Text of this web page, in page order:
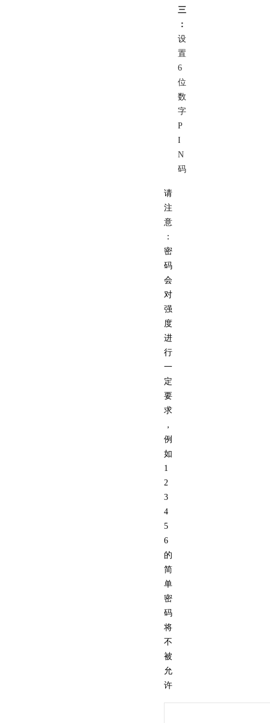
三
：
设
置
6
位
数
字
P
I
N
码
请
注
意
：
密
码
会
对
强
度
进
行
一
定
要
求
，
例
如
1
2
3
4
5
6
的
简
单
密
码
将
不
被
允
许